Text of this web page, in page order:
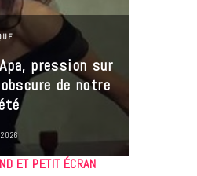
pression sur
de notre
ET PETIT ÉCRAN